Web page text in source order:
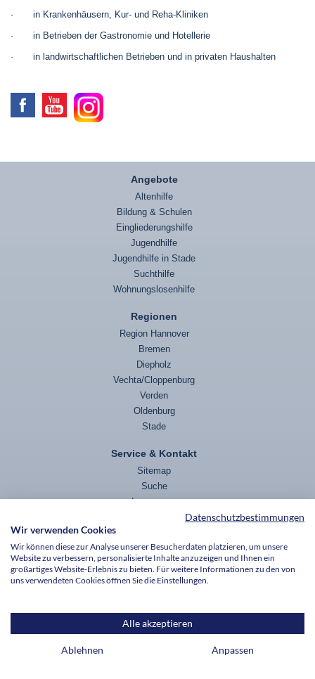
· in Krankenhäusern, Kur- und Reha-Kliniken
· in Betrieben der Gastronomie und Hotellerie
· in landwirtschaftlichen Betrieben und in privaten Haushalten
Angebote
Altenhilfe
Bildung & Schulen
Eingliederungshilfe
Jugendhilfe
Jugendhilfe in Stade
Suchthilfe
Wohnungslosenhilfe
Regionen
Region Hannover
Bremen
Diepholz
Vechta/Cloppenburg
Verden
Oldenburg
Stade
Service & Kontakt
Sitemap
Suche
Impressum
Die v. Bodelschwinghschen Stiftungen Bethel sind wegen Förderung mildtätiger,
kirchlicher und als besonders förderungswürdig anerkannter gemeinnütziger Zwecke
nach dem Freistellungsbescheid bzw. nach der Anlage zum Körperschaftsteuerbescheid
von der Körperschaftsteuer und nach § 3 Nr. 6 des Gewerbesteuergesetzes von der
Gewerbesteuer befreit.
Datenschutzbestimmungen
Wir verwenden Cookies
Wir können diese zur Analyse unserer Besucherdaten platzieren, um unsere
Website zu verbessern, personalisierte Inhalte anzuzeigen und Ihnen ein
großartiges Website-Erlebnis zu bieten. Für weitere Informationen zu den von
uns verwendeten Cookies öffnen Sie die Einstellungen.
Alle akzeptieren
Ablehnen Anpassen